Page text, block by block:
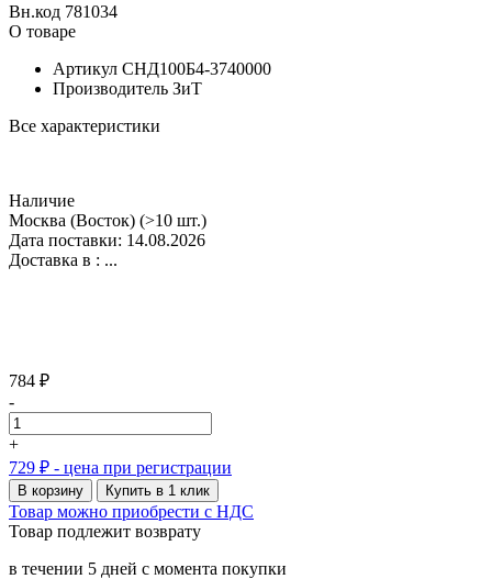
Вн.код 781034
О товаре
Артикул СНД100Б4-3740000
Производитель ЗиТ
Все характеристики
Наличие
Москва (Восток) (>10 шт.)
Дата поставки: 14.08.2026
Доставка в : ...
784 ₽
-
+
729 ₽ - цена при регистрации
В корзину Купить в 1 клик
Товар можно приобрести с НДС
Товар подлежит возврату
в течении 5 дней с момента покупки